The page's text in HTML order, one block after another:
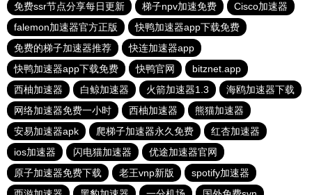
免费ssr节点分享每日更新
梯子npv加速免费
Cisco加速器
falemon加速器官方正版
快鸭加速器app下载免费
免费的梯子加速器推荐
快连加速器app
快鸭加速器app下载免费
快鸭官网
bitznet.app
西柚加速器
白鲸加速器 火箭加速器1.3
海鸥加速器下载
网络加速器免费一小时
西柚加速器
熊猫加速器
安易加速器apk
爬梯子加速器永久免费
红杏加速器
ios加速器
闪电猫加速器
优途加速器官网
原子加速器免费下载
老王vnp新版
spotify加速器